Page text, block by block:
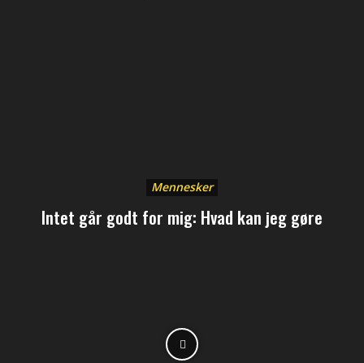
Mennesker
Intet går godt for mig: Hvad kan jeg gøre